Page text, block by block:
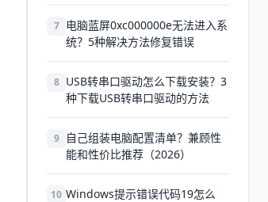
7 电脑蓝屏0xc000000e无法进入系
统？5种解决方法修复错误
8 USB转串口驱动怎么下载安装？3
种下载USB转串口驱动的方法
9
自己组装电脑配置清单？兼顾性
能和性价比推荐（2026）
10 Windows提示错误代码19怎么